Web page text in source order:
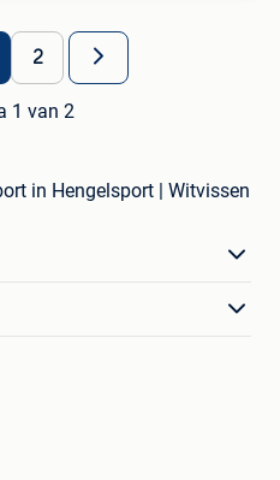
2
1 van 2
in Hengelsport | Witvissen